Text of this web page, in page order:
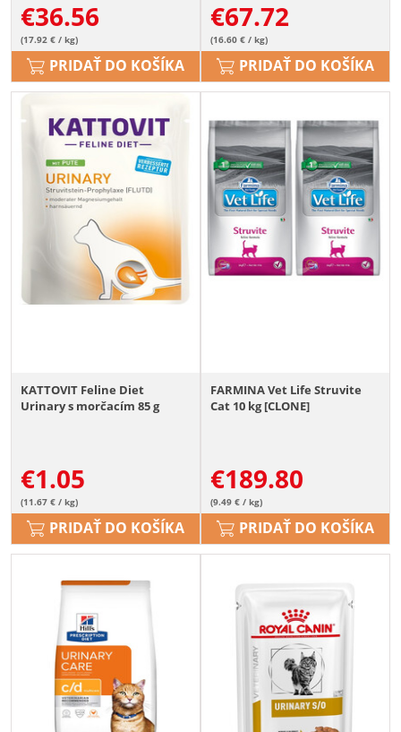
€36.56
(17.92 € / kg)
PRIDAŤ DO KOŠÍKA
€67.72
(16.60 € / kg)
PRIDAŤ DO KOŠÍKA
KATTOVIT Feline Diet
Urinary s morčacím 85 g
€1.05
(11.67 € / kg)
PRIDAŤ DO KOŠÍKA
FARMINA Vet Life Struvite
Cat 10 kg [CLONE]
€189.80
(9.49 € / kg)
PRIDAŤ DO KOŠÍKA